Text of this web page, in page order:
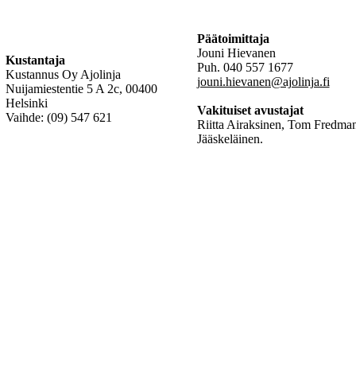
Kustantaja
Kustannus Oy Ajolinja
Nuijamiestentie 5 A 2c, 00400
Helsinki
Vaihde: (09) 547 621
Päätoimittaja
Jouni Hievanen
Puh. 040 557 1677
jouni.hievanen@ajolinja.fi
Vakituiset avustajat
Riitta Airaksinen, Tom
Jääskeläinen.